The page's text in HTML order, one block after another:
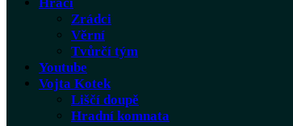
Hráči
Zrádci
Věrní
Tvůrčí tým
Youtube
Vojta Kotek
Liščí doupě
Hradní komnata